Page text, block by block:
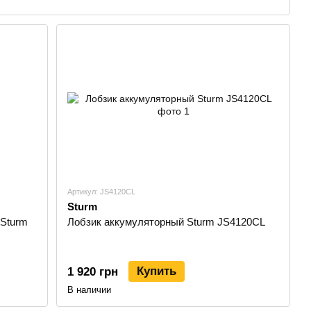
с участием деловых партнеров.
партнерам. Обеспечивает каналы сбыта лучшей в
пополнением запасов в розничных магазинах.
и деловых партнеров является главным
мировых производителей (Walbro, Oregon, NSK,
позволили добиться наилучших показателей качества.
соответствующие декларации соответствия
Артикул: JS4120CL
Sturm
Лобзик аккумуляторный Sturm JS4120CL
1 920 грн Купить
В наличии